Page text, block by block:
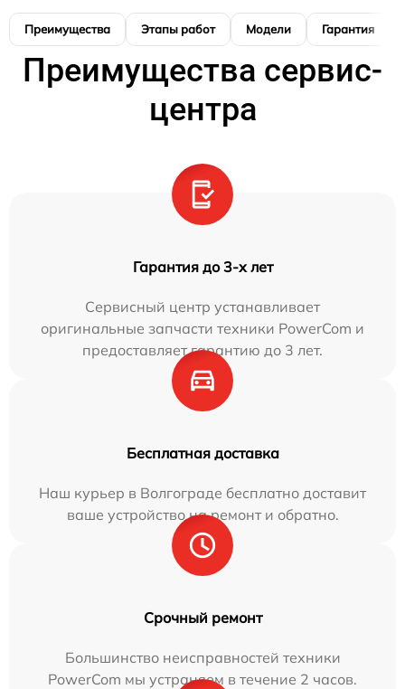
Преимущества Этапы работ Модели Гарантия
Преимущества сервис-
центра
Гарантия до 3-х лет
Сервисный центр устанавливает
оригинальные запчасти техники PowerCom и
предоставляет гарантию до 3 лет.
Бесплатная доставка
Наш курьер в Волгограде бесплатно доставит
ваше устройство на ремонт и обратно.
Срочный ремонт
Большинство неисправностей техники
PowerCom мы устраняем в течение 2 часов.